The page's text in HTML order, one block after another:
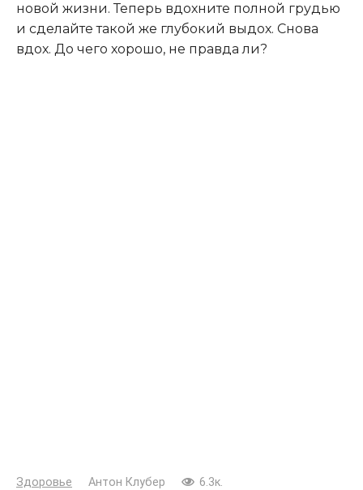
новой жизни. Теперь вдохните полной грудью
и сделайте такой же глубокий выдох. Снова
вдох. До чего хорошо, не правда ли?
Здоровье Антон Клубер 6.3к.